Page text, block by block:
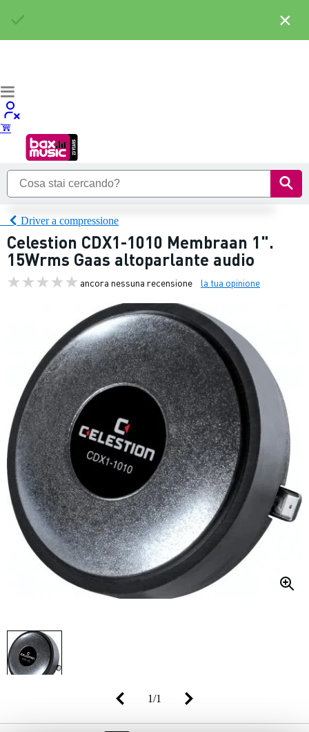
Driver a compressione
Celestion CDX1-1010 Membraan 1".
15Wrms Gaas altoparlante audio
ancora nessuna recensione la tua opinione
1/1
×